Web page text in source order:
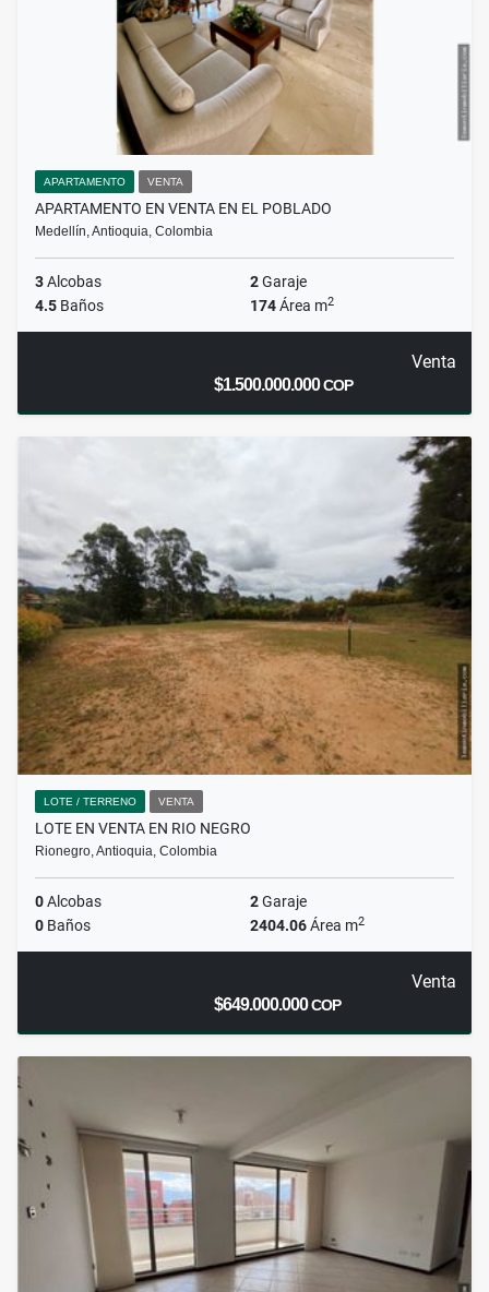
APARTAMENTO VENTA
APARTAMENTO EN VENTA EN EL POBLADO
Medellín, Antioquia, Colombia
3Alcobas 2Garaje
4.5 Baños 174Área m2
Venta
$1.500.000.000COP
LOTE / TERRENO VENTA
LOTE EN VENTA EN RIO NEGRO
Rionegro, Antioquia, Colombia
0Alcobas 2Garaje
0 Baños 2404.06Área m2
Venta
$649.000.000COP